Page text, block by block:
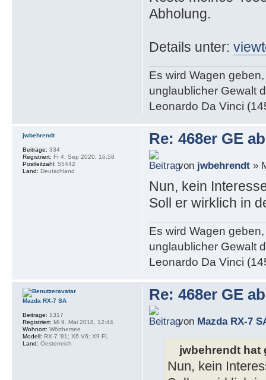
Abholung.
Details unter:
Es wird Wagen
unglaublicher Gewalt
Leonardo Da Vinci
Re: 468er GE
von jwbehrendt»
Nun, kein
Soll er wirklich in
Es wird Wagen
unglaublicher Gewalt
Leonardo Da Vinci
jwbehrendt
Beiträge: 334
Registriert: Fr 4. Sep 2020, 16:58
Postleitzahl: 55442
Land: Deutschland
Re: 468er GE
von Mazda RX-7
jwbehrendt hat
Nun, kein
Mazda RX-7 SA
Beiträge: 1317
Registriert: Mi 9. Mai 2018, 12:44
Wohnort: Wörthersee
Modell: RX-7 '81; X6 V6; X9 FL
Land: Oesterreich